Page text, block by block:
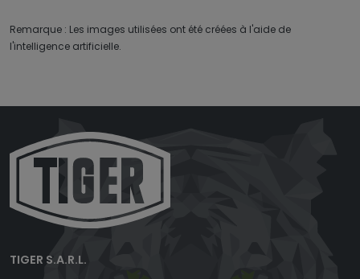
Remarque : Les images utilisées ont été créées à l'aide de
l'intelligence artificielle.
TIGER S.A.R.L.